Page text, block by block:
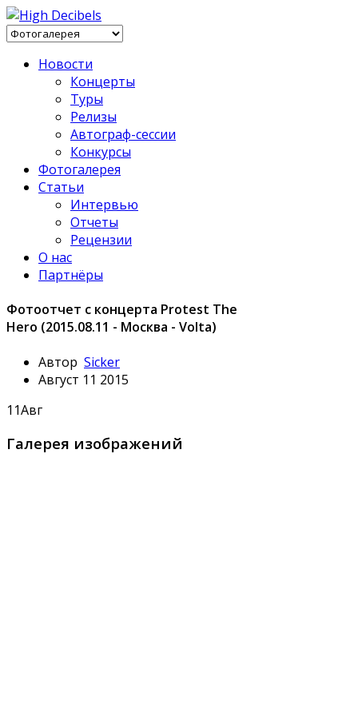
Новости
Концерты
Туры
Релизы
Автограф-сессии
Конкурсы
Фотогалерея
Статьи
Интервью
Отчеты
Рецензии
О нас
Партнёры
Фотоотчет с концерта Protest The
Hero (2015.08.11 - Москва - Volta)
Автор Sicker
Август 11 2015
11Авг
Галерея изображений